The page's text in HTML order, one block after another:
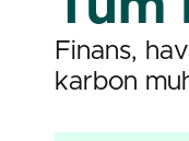
Finans,
karbon